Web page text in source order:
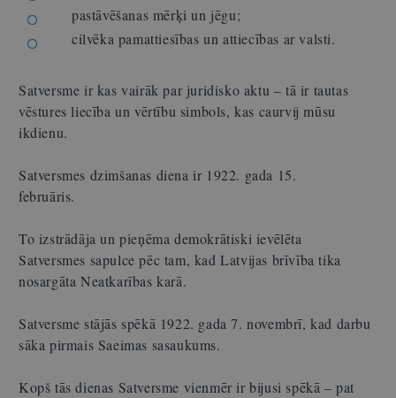
pastāvēšanas mērķi un jēgu;
cilvēka pamattiesības un attiecības ar valsti.
Satversme ir kas vairāk par juridisko aktu – tā ir tautas
vēstures liecība un vērtību simbols, kas caurvij mūsu
ikdienu.
Satversmes dzimšanas diena ir 1922. gada 15.
februāris.
To izstrādāja un pieņēma demokrātiski ievēlēta
Satversmes sapulce pēc tam, kad Latvijas brīvība tika
nosargāta Neatkarības karā.
Satversme stājās spēkā 1922. gada 7. novembrī, kad darbu
sāka pirmais Saeimas sasaukums.
Kopš tās dienas Satversme vienmēr ir bijusi spēkā – pat